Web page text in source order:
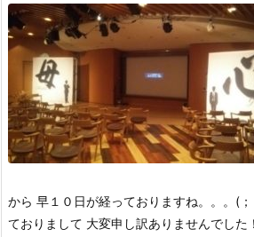
から 早１０日が経っておりますね。。。(
ておりまして 大変申し訳ありませんでした